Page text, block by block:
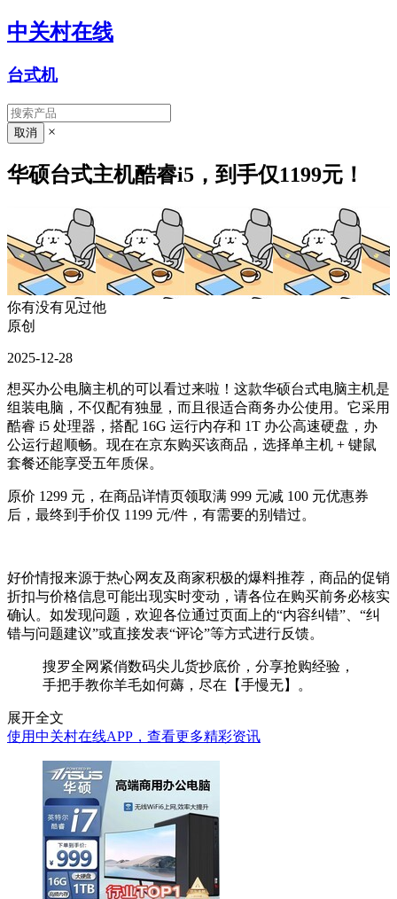
中关村在线
台式机
×
华硕台式主机酷睿i5，到手仅1199元！
你有没有见过他
原创
2025-12-28
想买办公电脑主机的可以看过来啦！这款华硕台式电脑主机是
组装电脑，不仅配有独显，而且很适合商务办公使用。它采用
酷睿 i5 处理器，搭配 16G 运行内存和 1T 办公高速硬盘，办
公运行超顺畅。现在在京东购买该商品，选择单主机 + 键鼠
套餐还能享受五年质保。
原价 1299 元，在商品详情页领取满 999 元减 100 元优惠券
后，最终到手价仅 1199 元/件，有需要的别错过。
好价情报来源于热心网友及商家积极的爆料推荐，商品的促销
折扣与价格信息可能出现实时变动，请各位在购买前务必核实
确认。如发现问题，欢迎各位通过页面上的“内容纠错”、“纠
错与问题建议”或直接发表“评论”等方式进行反馈。
搜罗全网紧俏数码尖儿货抄底价，分享抢购经验，
手把手教你羊毛如何薅，尽在【手慢无】。
展开全文
使用中关村在线APP，查看更多精彩资讯